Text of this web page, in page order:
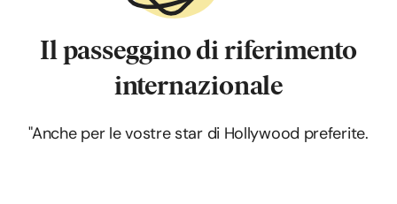
Il passeggino di riferimento
internazionale
"Anche per le vostre star di Hollywood preferite.